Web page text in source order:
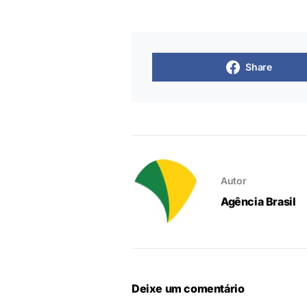
Share
Autor
Agência Brasil
Deixe um comentário